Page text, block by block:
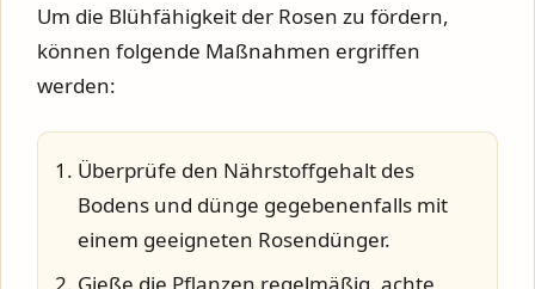
Um die Blühfähigkeit der Rosen zu fördern,
können folgende Maßnahmen ergriffen
werden:
Überprüfe den Nährstoffgehalt des
Bodens und dünge gegebenenfalls mit
einem geeigneten Rosendünger.
Gieße die Pflanzen regelmäßig, achte